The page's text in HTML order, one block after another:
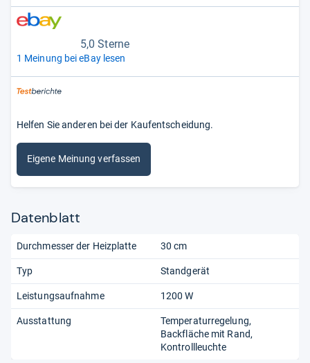
5,0 Sterne
1 Meinung bei eBay lesen
Helfen Sie anderen bei der Kaufentscheidung.
Eigene Meinung verfassen
Datenblatt
Durchmesser der Heizplatte 30 cm
Typ Standgerät
Leistungsaufnahme 1200 W
Ausstattung
Temperaturregelung
Backfläche mit Rand
Kontrollleuchte